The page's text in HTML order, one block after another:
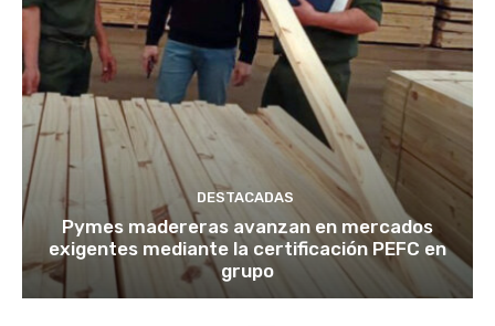
DESTACADAS
Pymes madereras avanzan en mercados
exigentes mediante la certificación PEFC en
grupo